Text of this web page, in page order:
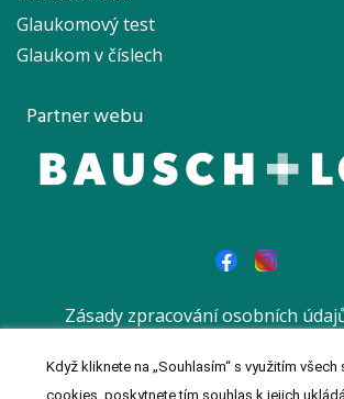
Glaukomový test
Glaukom v číslech
Partner webu
Zásady zpracování osobních
© 2023 MeDitorial | Vytvořil a spravuje
Když kliknete na „Souhlasím“ s využitím všech
cookies, poskytnete tím souhlas k jejich